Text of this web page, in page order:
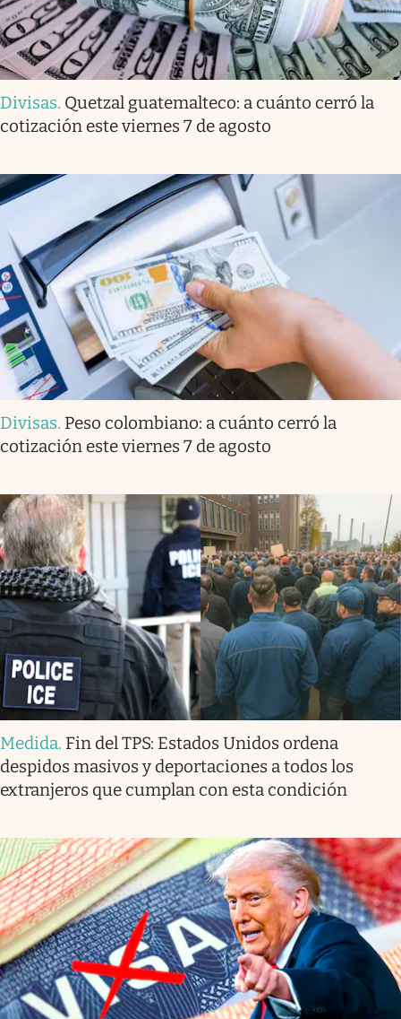
Divisas. Quetzal guatemalteco: a cuánto cerró la
cotización este viernes 7 de agosto
Divisas. Peso colombiano: a cuánto cerró la
cotización este viernes 7 de agosto
Medida. Fin del TPS: Estados Unidos ordena
despidos masivos y deportaciones a todos los
extranjeros que cumplan con esta condición